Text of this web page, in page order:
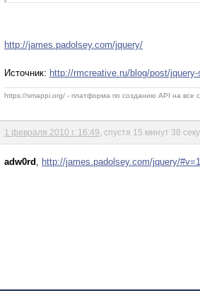
http://james.padolsey.com/jquery/
Источник: http://rmcreative.ru/blog/post/
https://smappi.org/ - платформа по созданию API на все
1 февраля 2010 г. 16:49 , спустя 15 минут 38
adw0rd , http://james.padolsey.com/jquery/